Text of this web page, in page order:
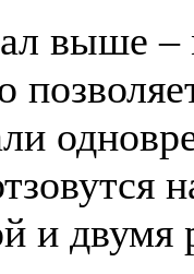
выше –
и двумя